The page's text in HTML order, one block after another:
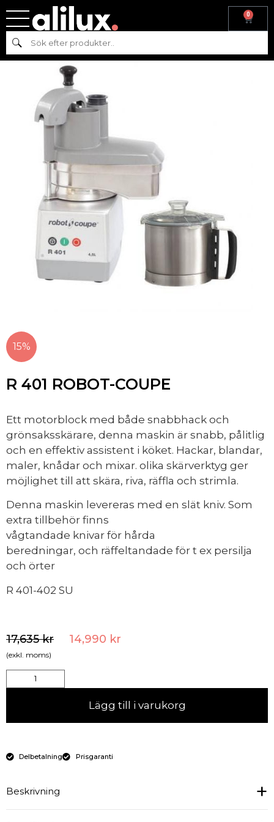
0
Sök
Hem
15%
R 401 ROBOT-COUPE
Ett motorblock med både snabbhack och
grönsaksskärare, denna maskin är snabb, pålitlig
och en effektiv assistent i köket. Hackar, blandar,
maler, knådar och mixar. olika skärverktyg ger
möjlighet till att skära, riva, räffla och strimla.
Denna maskin levereras med en slät kniv. Som
extra tillbehör finns
vågtandade knivar för hårda
beredningar, och räffeltandade för t ex persilja
och örter
R 401-402 SU
17,635kr 14,990 kr
(exkl. moms)
Lägg till i varukorg
Delbetalning Prisgaranti
Beskrivning